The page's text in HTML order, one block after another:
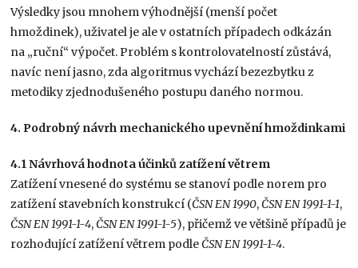
Výsledky jsou mnohem výhodnější (menší počet
hmoždinek), uživatel je ale v ostatních případech odkázán
na „ruční“ výpočet. Problém s kontrolovatelností zůstává,
navíc není jasno, zda algoritmus vychází bezezbytku z
metodiky zjednodušeného postupu daného normou.
4. Podrobný návrh mechanického upevnění hmoždinkami
4.1 Návrhová hodnota účinků zatížení větrem
Zatížení vnesené do systému se stanoví podle norem pro
zatížení stavebních konstrukcí (ČSN EN 1990,ČSN EN 1991-1-1,
ČSN EN 1991-1-4,ČSN EN 1991-1-5), přičemž ve většině případů je
rozhodující zatížení větrem podleČSN EN 1991-1-4.